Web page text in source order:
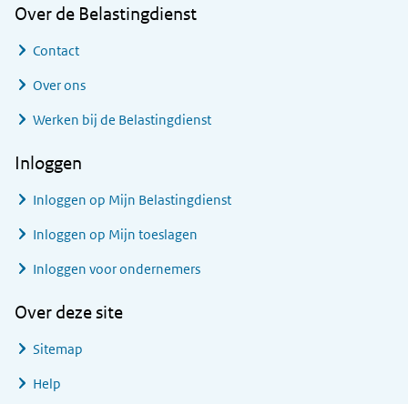
Over de Belastingdienst
Contact
Over ons
Werken bij de Belastingdienst
Inloggen
Inloggen op Mijn Belastingdienst
Inloggen op Mijn toeslagen
Inloggen voor ondernemers
Over deze site
Sitemap
Help